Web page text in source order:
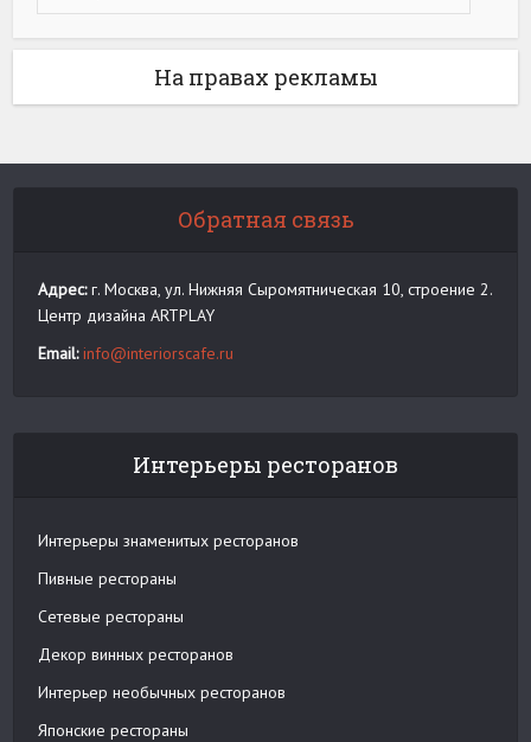
На правах рекламы
Обратная связь
Адрес:г. Москва, ул. Нижняя Сыромятническая 10, строение 2.
Центр дизайна ARTPLAY
Email: info@interiorscafe.ru
Интерьеры ресторанов
Интерьеры знаменитых ресторанов
Пивные рестораны
Сетевые рестораны
Декор винных ресторанов
Интерьер необычных ресторанов
Японские рестораны